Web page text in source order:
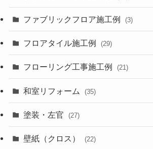
ファブリックフロア施工例 (3)
フロアタイル施工例 (29)
フローリング工事施工例 (21)
和室リフォーム (35)
塗装・左官 (27)
壁紙（クロス） (22)